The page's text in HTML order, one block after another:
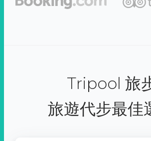
Tripool 旅
旅遊代步最佳